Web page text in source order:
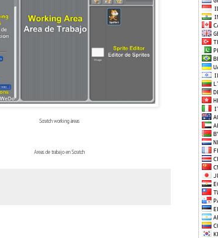
Scratch working áreas
Areas de trabajo en Scratch